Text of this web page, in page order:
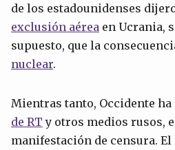
de los estadounidenses
exclusión aérea en Ucrania,
supuesto, que la
nuclear.
Mientras tanto, Occidente
de RT y otros medios rusos,
manifestación de censura. El